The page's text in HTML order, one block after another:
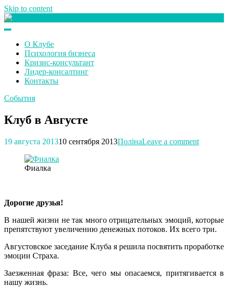
Skip to content
О Клубе
Психология бизнеса
Кризис-консультант
Лидер-консалтинг
Контакты
События
Клуб в Августе
19 августа 201310 сентября 2013ПолінаLeave a comment
Фиалка
Дорогие друзья!
В нашей жизни не так много отрицательных эмоций, которые
препятствуют увеличению денежных потоков. Их всего три.
Августовское заседание Клуба я решила посвятить проработке
эмоции Страха.
Заезженная фраза: Все, чего мы опасаемся, притягивается в
нашу жизнь.